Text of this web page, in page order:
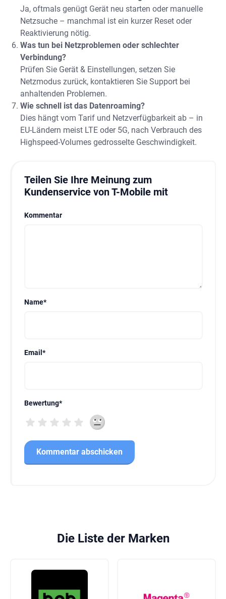
Ja, oftmals genügt Gerät neu starten oder manuelle
Netzsuche – manchmal ist ein kurzer Reset oder
Reaktivierung nötig.
Was tun bei Netzproblemen oder schlechter
Verbindung?
Prüfen Sie Gerät & Einstellungen, setzen Sie
Netzmodus zurück, kontaktieren Sie Support bei
anhaltenden Problemen.
Wie schnell ist das Datenroaming?
Dies hängt vom Tarif und Netzverfügbarkeit ab – in
EU-Ländern meist LTE oder 5G, nach Verbrauch des
Highspeed-Volumes gedrosselte Geschwindigkeit.
Teilen Sie Ihre Meinung zum
Kundenservice von T-Mobile mit
Kommentar
Name*
Email *
Bewertung*
Die Liste der Marken